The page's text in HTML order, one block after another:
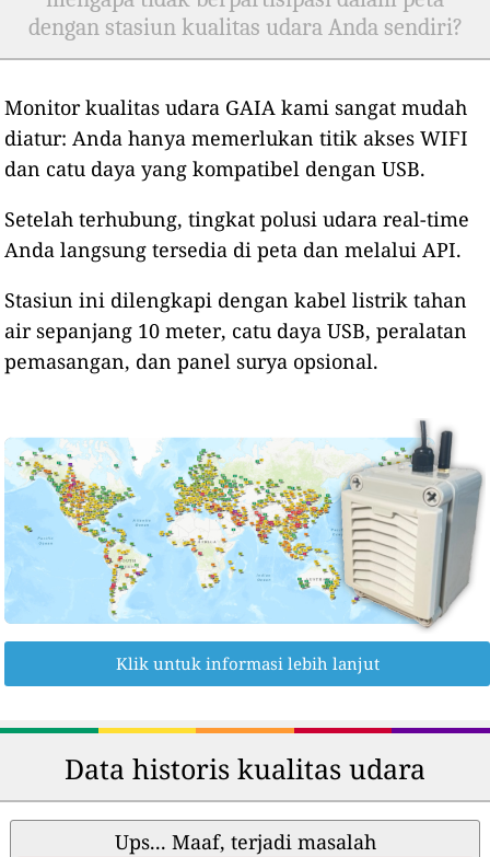
dengan stasiun kualitas udara Anda sendiri?
Monitor kualitas udara GAIA kami sangat mudah
diatur: Anda hanya memerlukan titik akses WIFI
dan catu daya yang kompatibel dengan USB.
Setelah terhubung, tingkat polusi udara real-time
Anda langsung tersedia di peta dan melalui API.
Stasiun ini dilengkapi dengan kabel listrik tahan
air sepanjang 10 meter, catu daya USB, peralatan
pemasangan, dan panel surya opsional.
Klik untuk informasi lebih lanjut
Data historis kualitas udara
Ups... Maaf, terjadi masalah